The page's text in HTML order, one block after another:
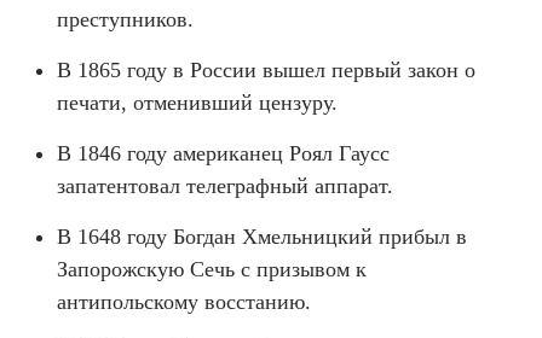
преступников.
В 1865 году в России вышел первый закон о
печати, отменивший цензуру.
В 1846 году американец Роял Гаусс
запатентовал телеграфный аппарат.
В 1648 году Богдан Хмельницкий прибыл в
Запорожскую Сечь с призывом к
антипольскому восстанию.